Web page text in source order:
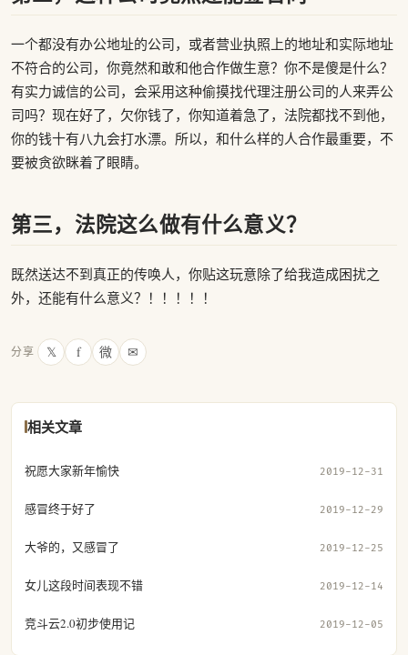
一个都没有办公地址的公司，或者营业执照上的地址和实际地址
不符合的公司，你竟然和敢和他合作做生意？你不是傻是什么？
有实力诚信的公司，会采用这种偷摸找代理注册公司的人来弄公
司吗？现在好了，欠你钱了，你知道着急了，法院都找不到他，
你的钱十有八九会打水漂。所以，和什么样的人合作最重要，不
要被贪欲眯着了眼睛。
第三，法院这么做有什么意义？
既然送达不到真正的传唤人，你贴这玩意除了给我造成困扰之
外，还能有什么意义？！！！！！
分享 𝕏 f 微 ✉
相关文章
祝愿大家新年愉快 2019-12-31
感冒终于好了 2019-12-29
大爷的，又感冒了 2019-12-25
女儿这段时间表现不错 2019-12-14
竞斗云2.0初步使用记 2019-12-05